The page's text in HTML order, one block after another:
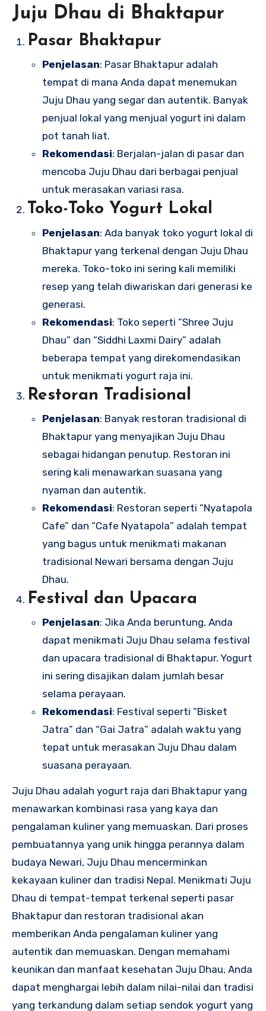
Juju Dhau di Bhaktapur
Pasar Bhaktapur
Penjelasan: Pasar Bhaktapur adalah
tempat di mana Anda dapat menemukan
Juju Dhau yang segar dan autentik. Banyak
penjual lokal yang menjual yogurt ini dalam
pot tanah liat.
Rekomendasi: Berjalan-jalan di pasar dan
mencoba Juju Dhau dari berbagai penjual
untuk merasakan variasi rasa.
Toko-Toko Yogurt Lokal
Penjelasan: Ada banyak toko yogurt lokal di
Bhaktapur yang terkenal dengan Juju Dhau
mereka. Toko-toko ini sering kali memiliki
resep yang telah diwariskan dari generasi ke
generasi.
Rekomendasi: Toko seperti “Shree Juju
Dhau” dan “Siddhi Laxmi Dairy” adalah
beberapa tempat yang direkomendasikan
untuk menikmati yogurt raja ini.
Restoran Tradisional
Penjelasan: Banyak restoran tradisional di
Bhaktapur yang menyajikan Juju Dhau
sebagai hidangan penutup. Restoran ini
sering kali menawarkan suasana yang
nyaman dan autentik.
Rekomendasi: Restoran seperti “Nyatapola
Cafe” dan “Cafe Nyatapola” adalah tempat
yang bagus untuk menikmati makanan
tradisional Newari bersama dengan Juju
Dhau.
Festival dan Upacara
Penjelasan: Jika Anda beruntung, Anda
dapat menikmati Juju Dhau selama festival
dan upacara tradisional di Bhaktapur. Yogurt
ini sering disajikan dalam jumlah besar
selama perayaan.
Rekomendasi: Festival seperti “Bisket
Jatra” dan “Gai Jatra” adalah waktu yang
tepat untuk merasakan Juju Dhau dalam
suasana perayaan.
Juju Dhau adalah yogurt raja dari Bhaktapur yang
menawarkan kombinasi rasa yang kaya dan
pengalaman kuliner yang memuaskan. Dari proses
pembuatannya yang unik hingga perannya dalam
budaya Newari, Juju Dhau mencerminkan
kekayaan kuliner dan tradisi Nepal. Menikmati Juju
Dhau di tempat-tempat terkenal seperti pasar
Bhaktapur dan restoran tradisional akan
memberikan Anda pengalaman kuliner yang
autentik dan memuaskan. Dengan memahami
keunikan dan manfaat kesehatan Juju Dhau, Anda
dapat menghargai lebih dalam nilai-nilai dan tradisi
yang terkandung dalam setiap sendok yogurt yang